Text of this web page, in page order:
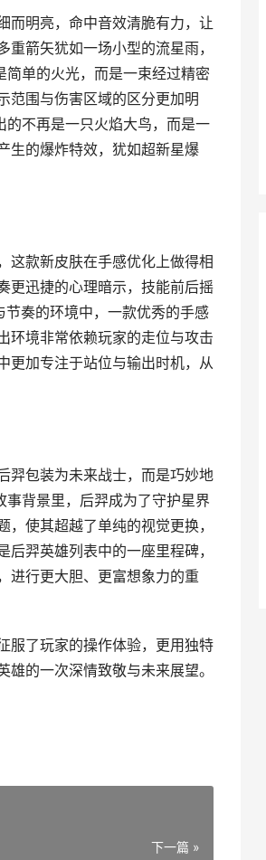
而明亮，命中音效清脆有力，让
箭矢犹如一场小型的流星雨，
简单的火光，而是一束经过精密
范围与伤害区域的区分更加明
的不再是一只火焰大鸟，而是一
生的爆炸特效，犹如超新星爆
这款新皮肤在手感优化上做得相
更迅捷的心理暗示，技能前后摇
奏的环境中，一款优秀的手感
环境非常依赖玩家的走位与攻击
更加专注于站位与输出时机，从
羿包装为未来战士，而是巧妙地
事背景里，后羿成为了守护星界
使其超越了单纯的视觉更换，
羿英雄列表中的一座里程碑，
进行更大胆、更富想象力的重
服了玩家的操作体验，更用独特
的一次深情致敬与未来展望。
下一篇 »